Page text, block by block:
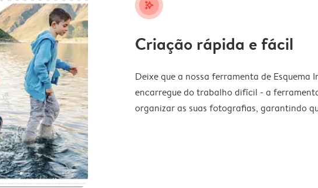
stars_plus
Criação rápida e fácil
Deixe que a nossa ferramenta de Esquema
encarregue do trabalho difícil - a
organizar as suas fotografias, garantindo